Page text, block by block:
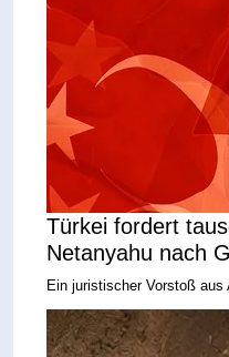
Türkei fordert
Netanyahu nach
Ein juristischer Vorstoß aus